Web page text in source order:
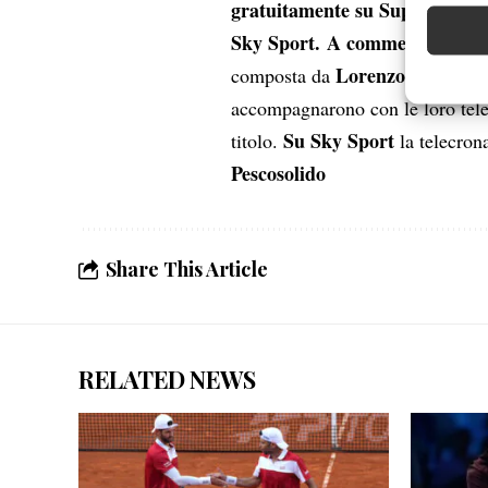
scelte
gratuitamente su SuperTennis
Sky Sport.A commentare la
composta daLorenzo Fares e
accompagnarono con le loro
titolo.Su Sky Sport la
Pescosolido
Share This Article
RELATED NEWS